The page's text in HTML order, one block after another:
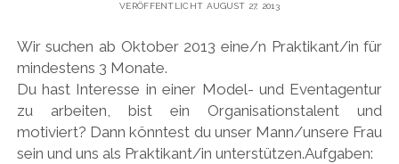
VERÖFFENTLICHT AUGUST 27, 2013
Wir suchen ab Oktober 2013 eine/n Praktikant/in für
mindestens 3 Monate.
Du hast Interesse in einer Model- und Eventagentur
zu arbeiten, bist ein Organisationstalent und
motiviert? Dann könntest du unser Mann/unsere Frau
sein und uns als Praktikant/in unterstützen.Aufgaben: